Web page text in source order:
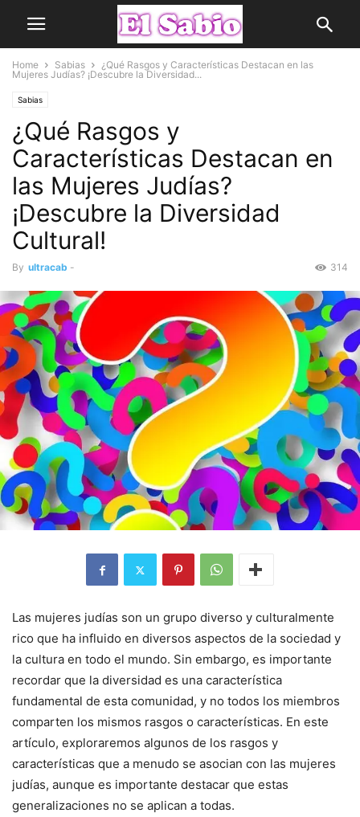
Home Sabias
¿Qué Rasgos y Características Destacan en las
Mujeres Judías? ¡Descubre la Diversidad...
Sabias
¿Qué Rasgos y
Características Destacan en
las Mujeres Judías?
¡Descubre la Diversidad
Cultural!
By ultracab - 314
Las mujeres judías son un grupo diverso y culturalmente
rico que ha influido en diversos aspectos de la sociedad y
la cultura en todo el mundo. Sin embargo, es importante
recordar que la diversidad es una característica
fundamental de esta comunidad, y no todos los miembros
comparten los mismos rasgos o características. En este
artículo, exploraremos algunos de los rasgos y
características que a menudo se asocian con las mujeres
judías, aunque es importante destacar que estas
generalizaciones no se aplican a todas.